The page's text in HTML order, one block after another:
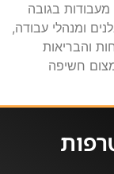
בגובה
ומנהלי עבודה,
והבריאות
חשיפה